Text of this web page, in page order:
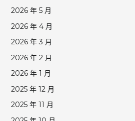
2026 年 5 月
2026 年 4 月
2026 年 3 月
2026 年 2 月
2026 年 1 月
2025 年 12 月
2025 年 11 月